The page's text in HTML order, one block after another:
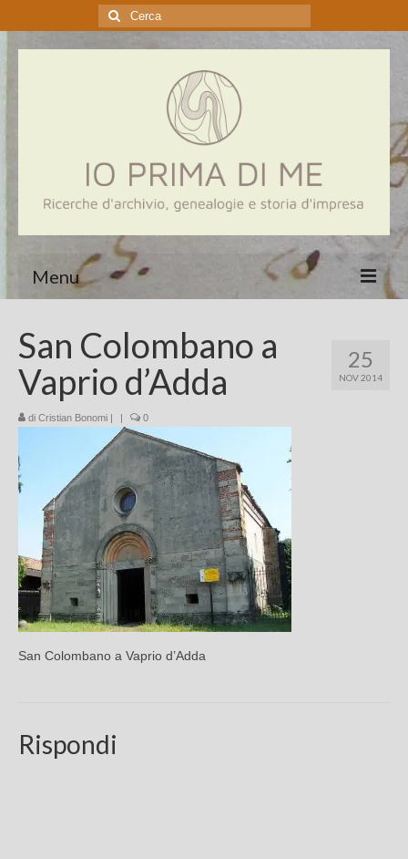
Cerca:
Menu
Genealogia
Aziende
Contatti
25
NOV 2014
San Colombano a
Vaprio d’Adda
di Cristian Bonomi | | 0
San Colombano a Vaprio d’Adda
Rispondi